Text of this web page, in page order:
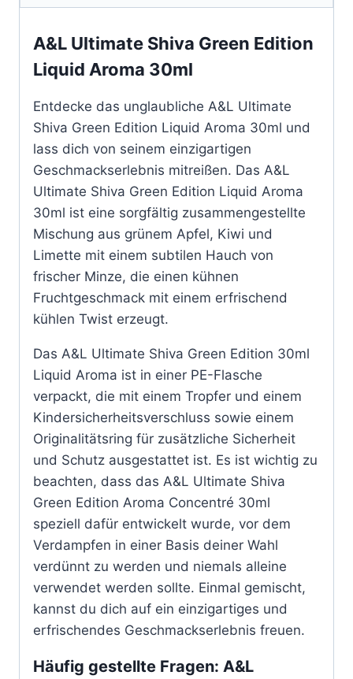
A&L Ultimate Shiva Green Edition
Liquid Aroma 30ml
Entdecke das unglaubliche A&L Ultimate
Shiva Green Edition Liquid Aroma 30ml und
lass dich von seinem einzigartigen
Geschmackserlebnis mitreißen. Das A&L
Ultimate Shiva Green Edition Liquid Aroma
30ml ist eine sorgfältig zusammengestellte
Mischung aus grünem Apfel, Kiwi und
Limette mit einem subtilen Hauch von
frischer Minze, die einen kühnen
Fruchtgeschmack mit einem erfrischend
kühlen Twist erzeugt.
Das A&L Ultimate Shiva Green Edition 30ml
Liquid Aroma ist in einer PE-Flasche
verpackt, die mit einem Tropfer und einem
Kindersicherheitsverschluss sowie einem
Originalitätsring für zusätzliche Sicherheit
und Schutz ausgestattet ist. Es ist wichtig zu
beachten, dass das A&L Ultimate Shiva
Green Edition Aroma Concentré 30ml
speziell dafür entwickelt wurde, vor dem
Verdampfen in einer Basis deiner Wahl
verdünnt zu werden und niemals alleine
verwendet werden sollte. Einmal gemischt,
kannst du dich auf ein einzigartiges und
erfrischendes Geschmackserlebnis freuen.
Häufig gestellte Fragen: A&L